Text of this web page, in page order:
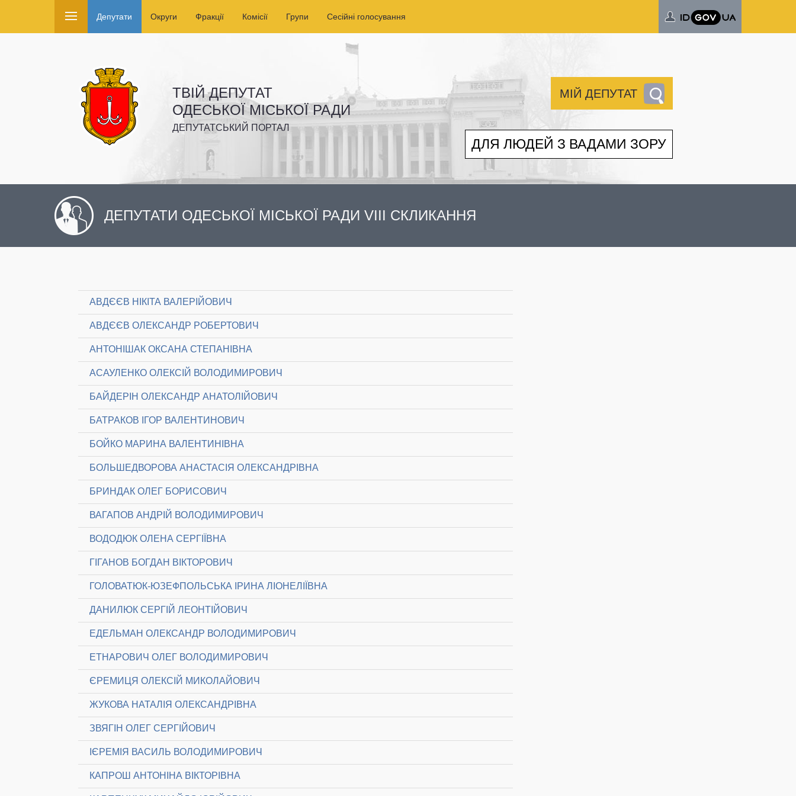
Депутати Округи Фракції Комісії Групи Сесійні голосування
ТВІЙ ДЕПУТАТ
ОДЕСЬКОЇ МІСЬКОЇ РАДИ
ДЕПУТАТСЬКИЙ ПОРТАЛ
МІЙ ДЕПУТАТ
ДЛЯ ЛЮДЕЙ З ВАДАМИ ЗОРУ
ДЕПУТАТИ ОДЕСЬКОЇ МІСЬКОЇ РАДИ VIII СКЛИКАННЯ
АВДЄЄВ НІКІТА ВАЛЕРІЙОВИЧ
АВДЄЄВ ОЛЕКСАНДР РОБЕРТОВИЧ
АНТОНІШАК ОКСАНА СТЕПАНІВНА
АСАУЛЕНКО ОЛЕКСІЙ ВОЛОДИМИРОВИЧ
БАЙДЕРІН ОЛЕКСАНДР АНАТОЛІЙОВИЧ
БАТРАКОВ ІГОР ВАЛЕНТИНОВИЧ
БОЙКО МАРИНА ВАЛЕНТИНІВНА
БОЛЬШЕДВОРОВА АНАСТАСІЯ ОЛЕКСАНДРІВНА
БРИНДАК ОЛЕГ БОРИСОВИЧ
ВАГАПОВ АНДРІЙ ВОЛОДИМИРОВИЧ
ВОДОДЮК ОЛЕНА СЕРГІЇВНА
ГІГАНОВ БОГДАН ВІКТОРОВИЧ
ГОЛОВАТЮК-ЮЗЕФПОЛЬСЬКА ІРИНА ЛІОНЕЛІЇВНА
ДАНИЛЮК СЕРГІЙ ЛЕОНТІЙОВИЧ
ЕДЕЛЬМАН ОЛЕКСАНДР ВОЛОДИМИРОВИЧ
ЕТНАРОВИЧ ОЛЕГ ВОЛОДИМИРОВИЧ
ЄРЕМИЦЯ ОЛЕКСІЙ МИКОЛАЙОВИЧ
ЖУКОВА НАТАЛІЯ ОЛЕКСАНДРІВНА
ЗВЯГІН ОЛЕГ СЕРГІЙОВИЧ
ІЄРЕМІЯ ВАСИЛЬ ВОЛОДИМИРОВИЧ
КАПРОШ АНТОНІНА ВІКТОРІВНА